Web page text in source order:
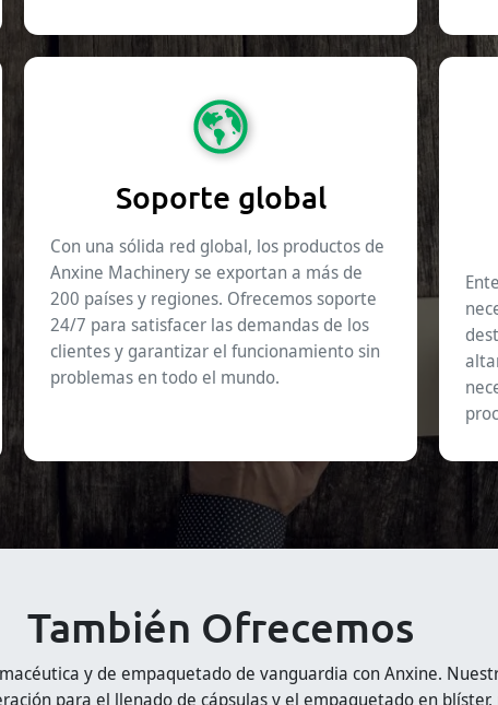
Soporte global
Con una sólida red global, los productos de
Anxine Machinery se exportan a más de
200 países y regiones. Ofrecemos soporte
24/7 para satisfacer las demandas de los
clientes y garantizar el funcionamiento sin
problemas en todo el mundo.
También Ofrecemos
y de empaquetado de vanguardia con Anxine.
para el llenado de cápsulas y el empaquetado en